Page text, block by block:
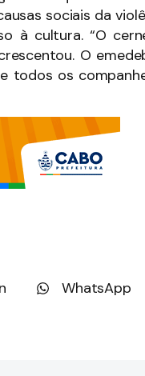
sociais da
à cultura. “O
O
todos os
WhatsApp